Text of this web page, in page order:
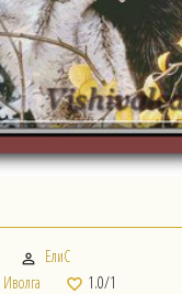
ЕлиС
Иволга 1.0/1